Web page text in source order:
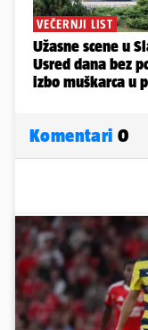
Komentari 0